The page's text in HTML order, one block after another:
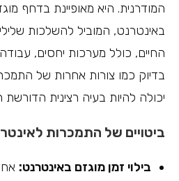
המודרנית. היא מאופיינת בדחף
באינטרנט, המוביל להשלכות
החיים, כולל מערכות יחסים, עבודה
בדיוק כמו צורות אחרות של
יכולה להיות בעיה רצינית
ביטויים של התמכרות
בילוי זמן מוגזם באינטרנט: